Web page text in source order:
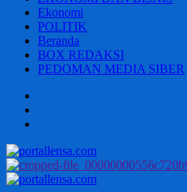
Ekonomi
POLITIK
Beranda
BOX REDAKSI
PEDOMAN MEDIA SIBER
SIBER
Primary